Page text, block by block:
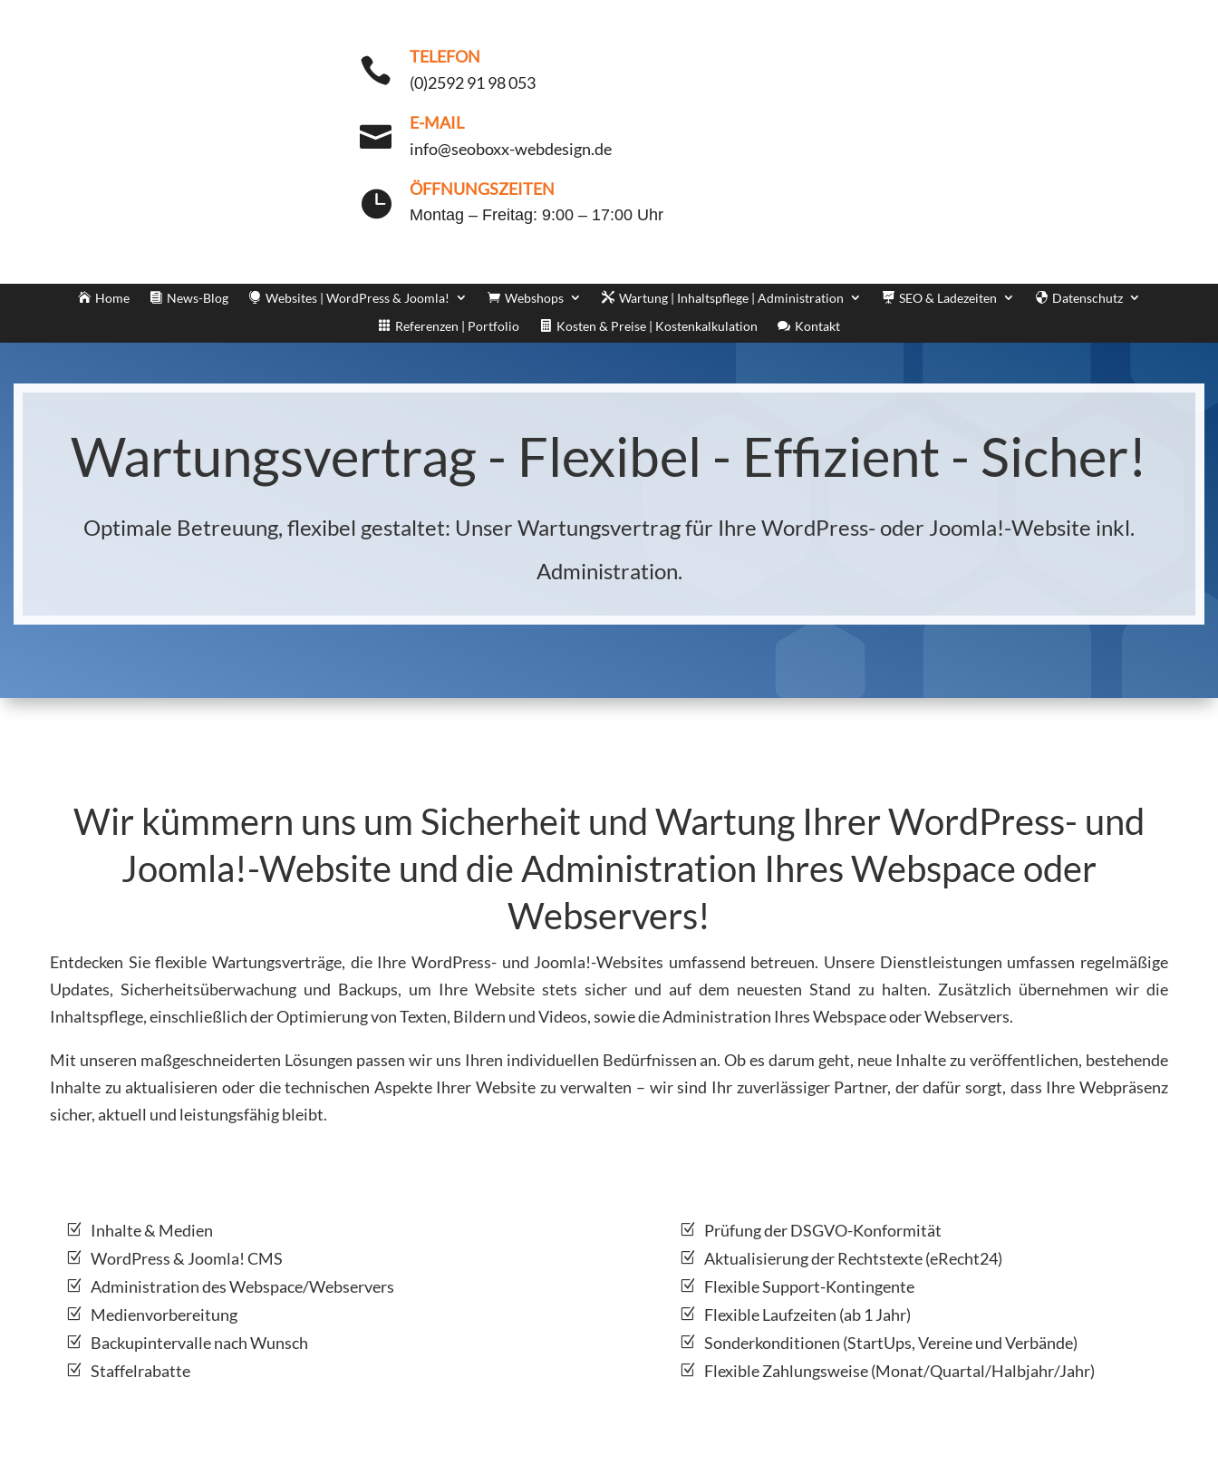

TELEFON
(0)2592 91 98 053

E-MAIL
info@seoboxx-webdesign.de
 ÖFFNUNGSZEITEN
Montag – Freitag: 9:00 – 17:00 Uhr
Home News-Blog Websites | WordPress & Joomla! Webshops Wartung | Inhaltspflege | Administration SEO & Ladezeiten
Datenschutz
Referenzen | Portfolio
Kosten & Preise | Kostenkalkulation Kontakt
Wartungsvertrag - Flexibel - Effizient - Sicher!
Optimale Betreuung, flexibel gestaltet: Unser Wartungsvertrag für Ihre WordPress- oder Joomla!-Website inkl.
Administration.
Wir kümmern uns um Sicherheit und Wartung Ihrer WordPress- und
Joomla!-Website und die Administration Ihres Webspace oder
Webservers!
Entdecken Sie flexible Wartungsverträge, die Ihre WordPress- und Joomla!-Websites umfassend betreuen. Unsere Dienstleistungen umfassen regelmäßige
Updates, Sicherheitsüberwachung und Backups, um Ihre Website stets sicher und auf dem neuesten Stand zu halten. Zusätzlich übernehmen wir die
Inhaltspflege, einschließlich der Optimierung von Texten, Bildern und Videos, sowie die Administration Ihres Webspace oder Webservers.
Mit unseren maßgeschneiderten Lösungen passen wir uns Ihren individuellen Bedürfnissen an. Ob es darum geht, neue Inhalte zu veröffentlichen, bestehende
Inhalte zu aktualisieren oder die technischen Aspekte Ihrer Website zu verwalten – wir sind Ihr zuverlässiger Partner, der dafür sorgt, dass Ihre Webpräsenz
sicher, aktuell und leistungsfähig bleibt.
Inhalte & Medien
WordPress & Joomla! CMS
Administration des Webspace/Webservers
Medienvorbereitung
Backupintervalle nach Wunsch
Staffelrabatte
Prüfung der DSGVO-Konformität
Aktualisierung der Rechtstexte (eRecht24)
Flexible Support-Kontingente
Flexible Laufzeiten (ab 1 Jahr)
Sonderkonditionen (StartUps, Vereine und Verbände)
Flexible Zahlungsweise (Monat/Quartal/Halbjahr/Jahr)